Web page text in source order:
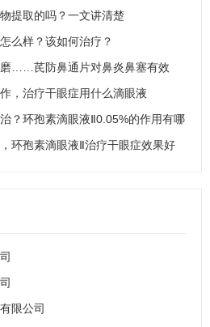
提取的吗？一文讲清楚
么样？该如何治疗？
……芪防鼻通片对鼻炎鼻塞有效
，治疗干眼症用什么滴眼液
？环孢素滴眼液Ⅱ0.05%的作用有哪
环孢素滴眼液Ⅱ治疗干眼症效果好
限公司